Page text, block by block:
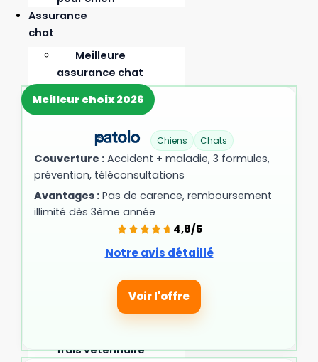
Assurance
chat
Meilleure
assurance chat
Assurance chat pas
Assurance chat
sans délai de
carence
Comment choisir
l’assurance idéale
pour son chat ?
Les meilleures
assurances pour
Assurance chat
frais vétérinaire
susceptibles d’évoluer à tout moment selon les critères
et les mises à jour tarifaires en vigueur. Seul le devis
définitif émis par l’assureur fait foi.
Meilleur choix 2026
Chiens Chats
Couverture : Accident + maladie, 3 formules,
prévention, téléconsultations
Avantages : Pas de carence, remboursement
illimité dès 3ème année
4,8/5
Notre avis détaillé
Voir l'offre